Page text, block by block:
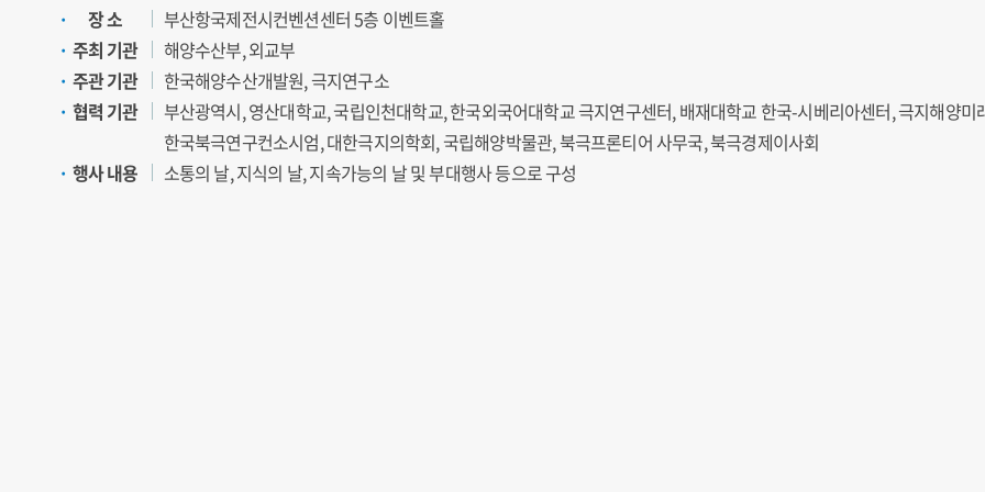
장 소
부산항국제전시컨벤션센터 5층 이벤트홀
주최 기관
해양수산부, 외교부
주관 기관
한국해양수산개발원, 극지연구소
협력 기관
부산광역시, 영산대학교, 국립인천대학교, 한국외국어대학교 극지연구센터, 배재대학교 한국-시베리아센터, 극지해양미
한국북극연구컨소시엄, 대한극지의학회, 국립해양박물관, 북극프론티어 사무국, 북극경제이사회
행사 내용
소통의 날, 지식의 날, 지속가능의 날 및 부대행사 등으로 구성